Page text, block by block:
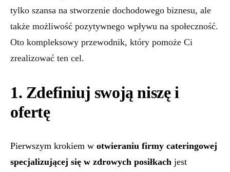
tylko szansa na stworzenie dochodowego biznesu, ale
także możliwość pozytywnego wpływu na społeczność.
Oto kompleksowy przewodnik, który pomoże Ci
zrealizować ten cel.
1. Zdefiniuj swoją niszę i
ofertę
Pierwszym krokiem w otwieraniu firmy cateringowej
specjalizującej się w zdrowych posiłkach jest